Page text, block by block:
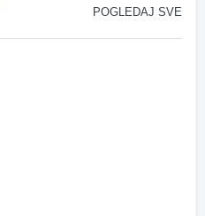
POGLEDAJ SVE